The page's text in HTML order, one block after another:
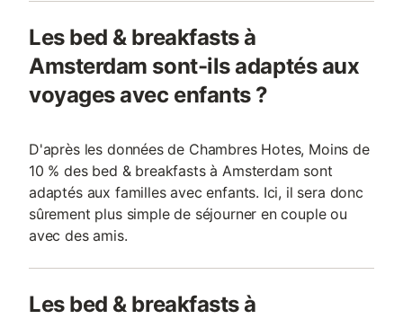
Les bed & breakfasts à
Amsterdam sont-ils adaptés aux
voyages avec enfants ?
D'après les données de Chambres Hotes, Moins de
10 % des bed & breakfasts à Amsterdam sont
adaptés aux familles avec enfants. Ici, il sera donc
sûrement plus simple de séjourner en couple ou
avec des amis.
Les bed & breakfasts à